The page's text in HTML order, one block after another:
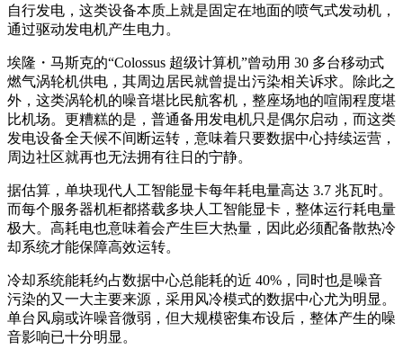
自行发电，这类设备本质上就是固定在地面的喷气式发动机，
通过驱动发电机产生电力。
埃隆・马斯克的“Colossus 超级计算机”曾动用 30 多台移动式
燃气涡轮机供电，其周边居民就曾提出污染相关诉求。除此之
外，这类涡轮机的噪音堪比民航客机，整座场地的喧闹程度堪
比机场。更糟糕的是，普通备用发电机只是偶尔启动，而这类
发电设备全天候不间断运转，意味着只要数据中心持续运营，
周边社区就再也无法拥有往日的宁静。
据估算，单块现代人工智能显卡每年耗电量高达 3.7 兆瓦时。
而每个服务器机柜都搭载多块人工智能显卡，整体运行耗电量
极大。高耗电也意味着会产生巨大热量，因此必须配备散热冷
却系统才能保障高效运转。
冷却系统能耗约占数据中心总能耗的近 40%，同时也是噪音
污染的又一大主要来源，采用风冷模式的数据中心尤为明显。
单台风扇或许噪音微弱，但大规模密集布设后，整体产生的噪
音影响已十分明显。